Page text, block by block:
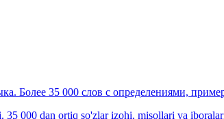
Более 35 000 слов с определениями,
000 dan ortiq so'zlar izohi, misollari va